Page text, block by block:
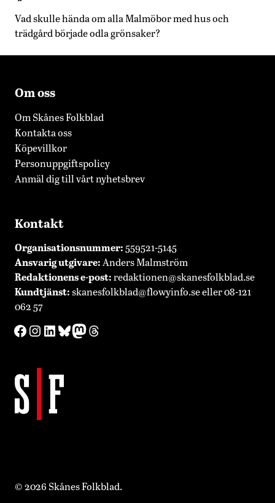
Vad skulle hända om alla Malmöbor med hus och
trädgård började odla grönsaker?
Om oss
Om Skånes Folkblad
Kontakta oss
Köpevillkor
Personuppgiftspolicy
Anmäl dig till vårt nyhetsbrev
Kontakt
Organisationsnummer:559521-5145
Ansvarig utgivare:Anders Malmström
Redaktionense-post:redaktionen@skanesfolkblad.se
Kundtjänst:skanesfolkblad@flowyinfo.seeller 08-121
062 57
Facebook
Instagram
LinkedIn
Bluesky
Mastodon
Threads
© 2026 Skånes Folkblad.